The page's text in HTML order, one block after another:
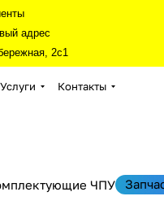
адрес
2с1
Услуги Контакты
ЧПУ